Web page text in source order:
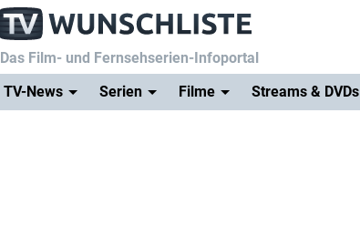
Das Film- und Fernsehserien-Infoportal
TV-News
Serien Filme Streams & DVDs